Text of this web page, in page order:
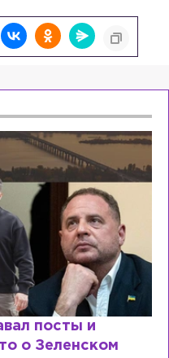
флиртует с